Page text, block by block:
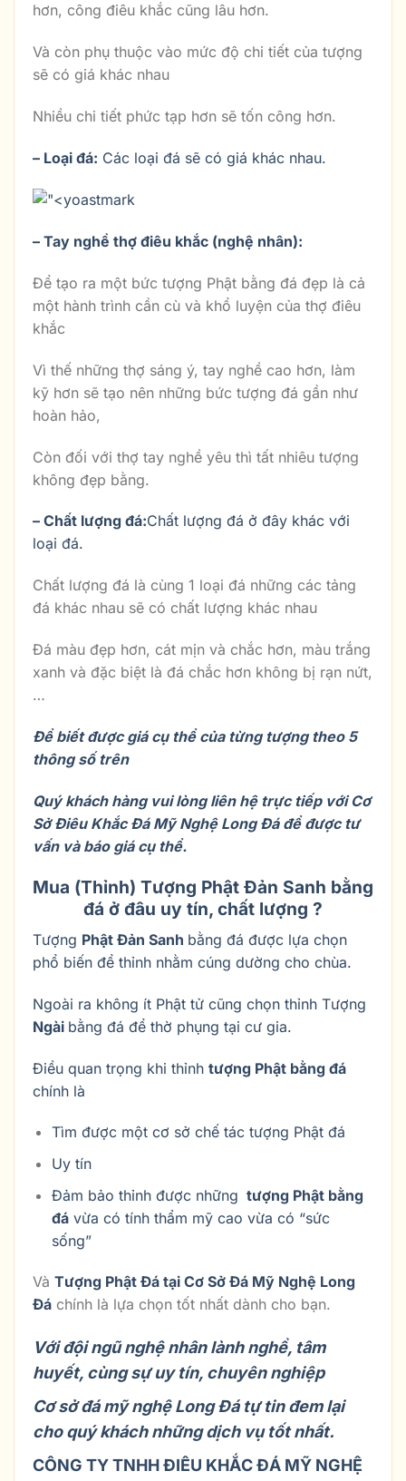
hơn, công điêu khắc cũng lâu hơn.
Và còn phụ thuộc vào mức độ chi tiết của tượng
sẽ có giá khác nhau
Nhiều chi tiết phức tạp hơn sẽ tốn công hơn.
– Loại đá: Các loại đá sẽ có giá khác nhau.
– Tay nghề thợ điêu khắc (nghệ nhân):
Để tạo ra một bức tượng Phật bằng đá đẹp là cả
một hành trình cần cù và khổ luyện của thợ điêu
khắc
Vì thế những thợ sáng ý, tay nghề cao hơn, làm
kỹ hơn sẽ tạo nên những bức tượng đá gần như
hoàn hảo,
Còn đối với thợ tay nghề yêu thì tất nhiêu tượng
không đẹp bằng.
– Chất lượng đá:Chất lượng đá ở đây khác với
loại đá.
Chất lượng đá là cùng 1 loại đá những các tảng
đá khác nhau sẽ có chất lượng khác nhau
Đá màu đẹp hơn, cát mịn và chắc hơn, màu trắng
xanh và đặc biệt là đá chắc hơn không bị rạn nứt,
…
Để biết được giá cụ thể của từng tượng theo 5
thông số trên
Quý khách hàng vui lòng liên hệ trực tiếp với Cơ
Sở Điêu Khắc Đá Mỹ Nghệ Long Đá để được tư
vấn và báo giá cụ thể.
Mua (Thỉnh) Tượng Phật Đản Sanh bằng
đá ở đâu uy tín, chất lượng ?
Tượng Phật Đản Sanh bằng đá được lựa chọn
phổ biến để thỉnh nhằm cúng dường cho chùa.
Ngoài ra không ít Phật tử cũng chọn thỉnh Tượng
Ngài bằng đá để thờ phụng tại cư gia.
Điều quan trọng khi thỉnh tượng Phật bằng đá
chính là
Tìm được một cơ sở chế tác tượng Phật đá
Uy tín
Đảm bảo thỉnh được những tượng Phật bằng
đávừa có tính thẩm mỹ cao vừa có “sức
sống”
Và Tượng Phật Đá tại Cơ Sở Đá Mỹ Nghệ Long
Đá chính là lựa chọn tốt nhất dành cho bạn.
Với đội ngũ nghệ nhân lành nghề, tâm
huyết, cùng sự uy tín, chuyên nghiệp
Cơ sở đá mỹ nghệ Long Đá tự tin đem lại
cho quý khách những dịch vụ tốt nhất.
CÔNG TY TNHH ĐIÊU KHẮC ĐÁ MỸ NGHỆ